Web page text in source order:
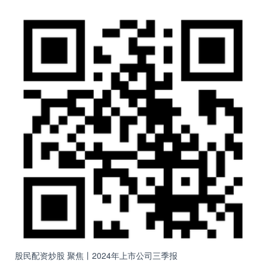
股民配资炒股 聚焦丨2024年上市公司三季报